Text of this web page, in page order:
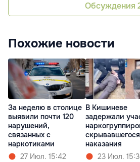
Обсуждения
Похожие новости
За неделю в столице
выявили почти 120
нарушений,
связанных с
наркотиками
27 Июл. 15:42
В Кишиневе
задержали
наказания
23 Июл.